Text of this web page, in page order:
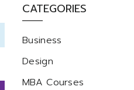
CATEGORIES
Business
Design
MBA Courses